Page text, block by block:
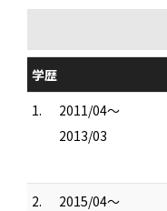
学歴
1.
2011/04～
2013/03
2.
2015/04～